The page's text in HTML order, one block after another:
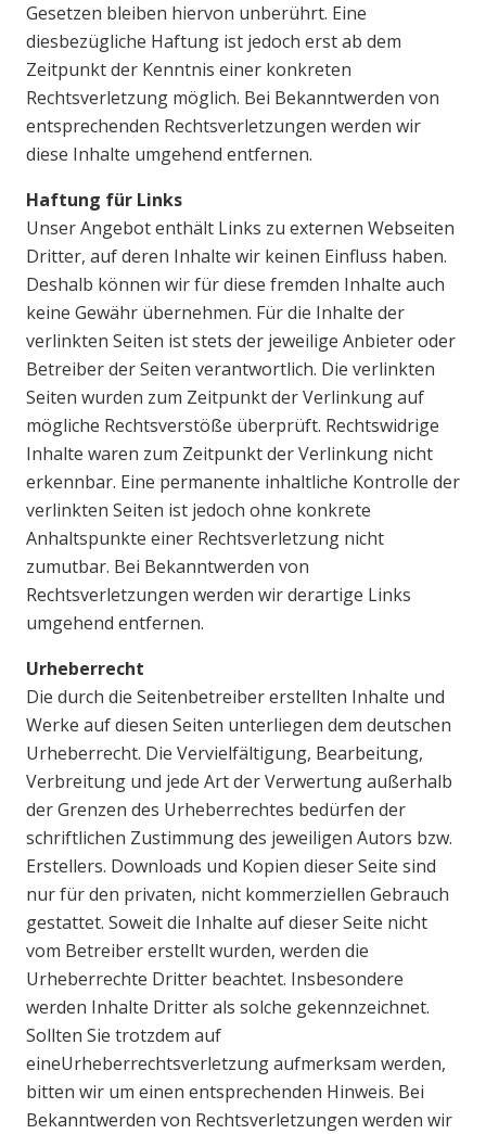
Gesetzen bleiben hiervon unberührt. Eine
diesbezügliche Haftung ist jedoch erst ab dem
Zeitpunkt der Kenntnis einer konkreten
Rechtsverletzung möglich. Bei Bekanntwerden von
entsprechenden Rechtsverletzungen werden wir
diese Inhalte umgehend entfernen.
Haftung für Links
Unser Angebot enthält Links zu externen Webseiten
Dritter, auf deren Inhalte wir keinen Einfluss haben.
Deshalb können wir für diese fremden Inhalte auch
keine Gewähr übernehmen. Für die Inhalte der
verlinkten Seiten ist stets der jeweilige Anbieter oder
Betreiber der Seiten verantwortlich. Die verlinkten
Seiten wurden zum Zeitpunkt der Verlinkung auf
mögliche Rechtsverstöße überprüft. Rechtswidrige
Inhalte waren zum Zeitpunkt der Verlinkung nicht
erkennbar. Eine permanente inhaltliche Kontrolle der
verlinkten Seiten ist jedoch ohne konkrete
Anhaltspunkte einer Rechtsverletzung nicht
zumutbar. Bei Bekanntwerden von
Rechtsverletzungen werden wir derartige Links
umgehend entfernen.
Urheberrecht
Die durch die Seitenbetreiber erstellten Inhalte und
Werke auf diesen Seiten unterliegen dem deutschen
Urheberrecht. Die Vervielfältigung, Bearbeitung,
Verbreitung und jede Art der Verwertung außerhalb
der Grenzen des Urheberrechtes bedürfen der
schriftlichen Zustimmung des jeweiligen Autors bzw.
Erstellers. Downloads und Kopien dieser Seite sind
nur für den privaten, nicht kommerziellen Gebrauch
gestattet. Soweit die Inhalte auf dieser Seite nicht
vom Betreiber erstellt wurden, werden die
Urheberrechte Dritter beachtet. Insbesondere
werden Inhalte Dritter als solche gekennzeichnet.
Sollten Sie trotzdem auf
eineUrheberrechtsverletzung aufmerksam werden,
bitten wir um einen entsprechenden Hinweis. Bei
Bekanntwerden von Rechtsverletzungen werden wir